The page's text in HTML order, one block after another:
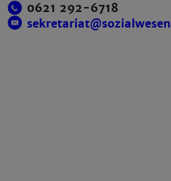
0621 292-6718